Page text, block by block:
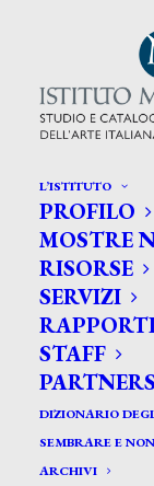
L’ISTITUTO
PROFILO
MOSTRE
RISORSE
SERVIZI
STAFF
DIZIONARIO
SEMBRARE E
ARCHIVI
CERCA
Search
for: